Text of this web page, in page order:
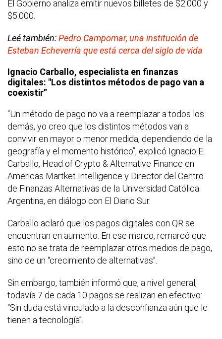
El Gobierno analiza emitir nuevos billetes de $2.000 y
$5.000.
Leé también:Pedro Campomar, una institución de
Esteban Echeverría que está cerca del siglo de vida
Ignacio Carballo, especialista en finanzas
digitales: "Los distintos métodos de pago van a
coexistir”
“Un método de pago no va a reemplazar a todos los
demás, yo creo que los distintos métodos van a
convivir en mayor o menor medida, dependiendo de la
geografía y el momento histórico”, explicó Ignacio E.
Carballo, Head of Crypto & Alternative Finance en
Americas Martket Intelligence y Director del Centro
de Finanzas Alternativas de la Universidad Católica
Argentina, en diálogo con El Diario Sur.
Carballo aclaró que los pagos digitales con QR se
encuentran en aumento. En ese marco, remarcó que
esto no se trata de reemplazar otros medios de pago,
sino de un “crecimiento de alternativas”.
Sin embargo, también informó que, a nivel general,
todavía 7 de cada 10 pagos se realizan en efectivo:
“Sin duda está vinculado a la desconfianza aún que le
tienen a tecnología”.